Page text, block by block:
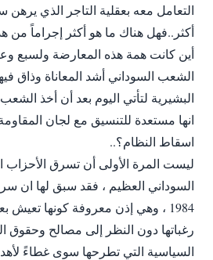
التعامل معه بعقلية التاجر الذي
أكثر..فهل هناك ما هو أكثر إجراماً من
أين كانت همة هذه المعارضة ولسبع
الشعب السوداني أشد المعاناة وذاق
البشيرية لتأتي اليوم بعد أن أخذ
انها مستعدة للتنسيق مع لجان
اسقاط النظام؟..
ليست المرة الأولى أن تسرق الأحزاب
1984 ، وهي إذن معروفة كونها تعيش
رغباتها دون النظر إلى مصالح وحقوق
السياسية التي تطرحها سوى غطاءً